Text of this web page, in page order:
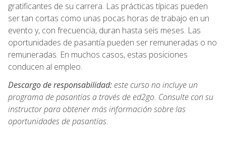
gratificantes de su carrera. Las prácticas típicas pueden
ser tan cortas como unas pocas horas de trabajo en un
evento y, con frecuencia, duran hasta seis meses. Las
oportunidades de pasantía pueden ser remuneradas o no
remuneradas. En muchos casos, estas posiciones
conducen al empleo.
Descargo de responsabilidad: este curso no incluye un
programa de pasantías a través de ed2go. Consulte con su
instructor para obtener más información sobre las
oportunidades de pasantías.